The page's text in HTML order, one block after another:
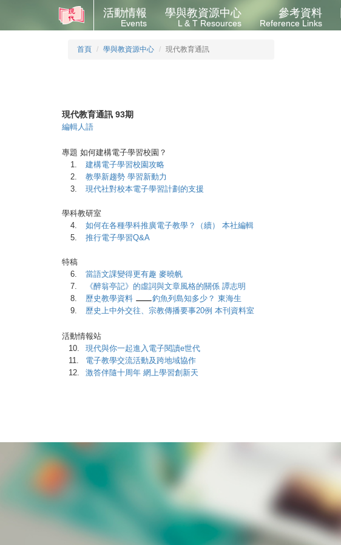
活動情報
Events
學與教資源中心
L & T Resources
參考資料
Reference Links
首頁 學與教資源中心 現代教育通訊
現代教育通訊 93期
編輯人語
專題 如何建構電子學習校園？
1.
建構電子學習校園攻略
2.
教學新趨勢 學習新動力
3.
現代社對校本電子學習計劃的支援
學科教研室
4.
如何在各種學科推廣電子教學？（續） 本社編輯
5.
推行電子學習Q&A
特稿
6.
當語文課變得更有趣 麥曉帆
7.
《醉翁亭記》的虛詞與文章風格的關係 譚志明
8.
歷史教學資料
釣魚列島知多少？ 東海生
9.
歷史上中外交往、宗教傳播要事20例 本刊資料室
活動情報站
10.
現代與你一起進入電子閱讀e世代
11.
電子教學交流活動及跨地域協作
12.
激答伴隨十周年 網上學習創新天